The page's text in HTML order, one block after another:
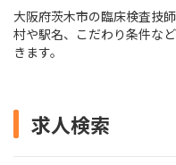
大阪府茨木市の臨床検査技
村や駅名、こだわり条件な
きます。
求人検索